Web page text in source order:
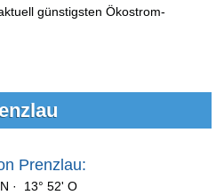
günstigsten Ökostrom-
Prenzlau:
· 13° 52' O